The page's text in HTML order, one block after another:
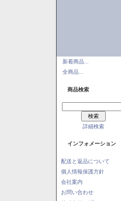
新着商品...
全商品...
商品検索
詳細検索
インフォメーション
配送と返品について
個人情報保護方針
会社案内
お問い合わせ